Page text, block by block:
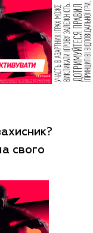
свого